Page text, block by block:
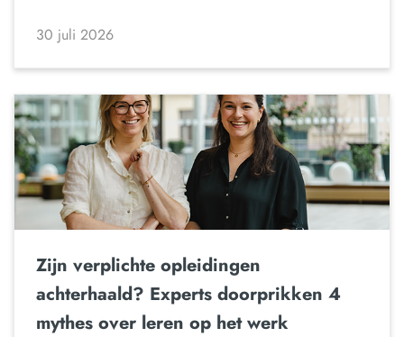
30 juli 2026
Zijn verplichte opleidingen
achterhaald? Experts doorprikken 4
mythes over leren op het werk